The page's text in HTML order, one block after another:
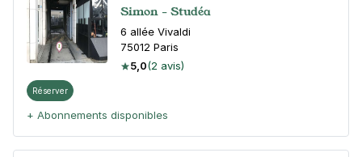
Simon - Studéa
6 allée Vivaldi
75012 Paris
5,0(2 avis)
Réserver
+ Abonnements disponibles